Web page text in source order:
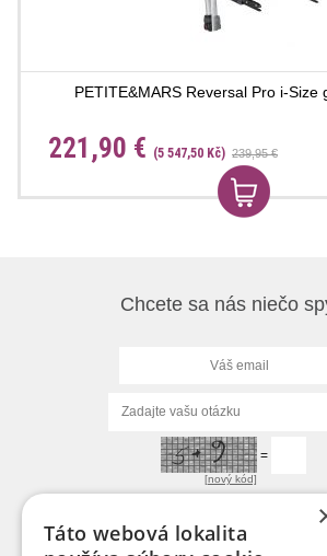
PETITE&MARS Reversal Pro i-Size
221,90 € (5 547,50 Kč) 239,95 €
Chcete sa nás niečo
[nový kód]
=
Táto webová lokalita